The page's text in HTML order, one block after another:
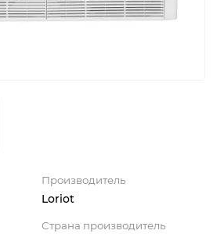
Производитель
Loriot
Страна производитель